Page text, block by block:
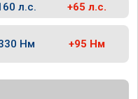
л.с. +65 л.с.
Нм +95 Нм